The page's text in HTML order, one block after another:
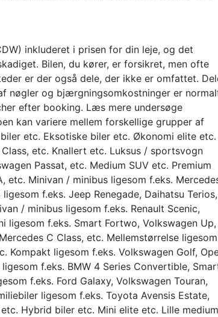
inkluderet i prisen for din leje, og det
Bilen, du kører, er forsikret, men ofte
er der også dele, der ikke er omfattet.
nøgler og bjærgningsomkostninger er
efter booking. Læs mere undersøge
kan variere mellem forskellige grupper af
etc. Eksotiske biler etc. Økonomi elite etc.
etc. Knallert etc. Luksus / sportsvogn
Passat, etc. Medium SUV etc. Premium
etc. Minivan / minibus ligesom f.eks.
f.eks. Jeep Renegade, Daihatsu Terios,
/ minibus ligesom f.eks. Renault Scenic,
ligesom f.eks. Smart Fortwo, Volkswagen Up,
C Class, etc. Mellemstørrelse ligesom
Kompakt ligesom f.eks. Volkswagen Golf,
f.eks. BMW 4 Series Convertible,
f.eks. Ford Galaxy, Volkswagen Touran,
ligesom f.eks. Toyota Avensis Estate,
Hybrid biler etc. Mini elite etc. Lille medium